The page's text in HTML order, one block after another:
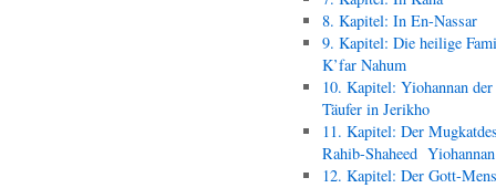
8. Kapitel: In En-Nassar
9. Kapitel: Die heilige
K’far Nahum
10. Kapitel: Yiohannan der
Täufer in Jerikho
11. Kapitel: Der
Rahib-Shaheed
12. Kapitel: Der Gott-